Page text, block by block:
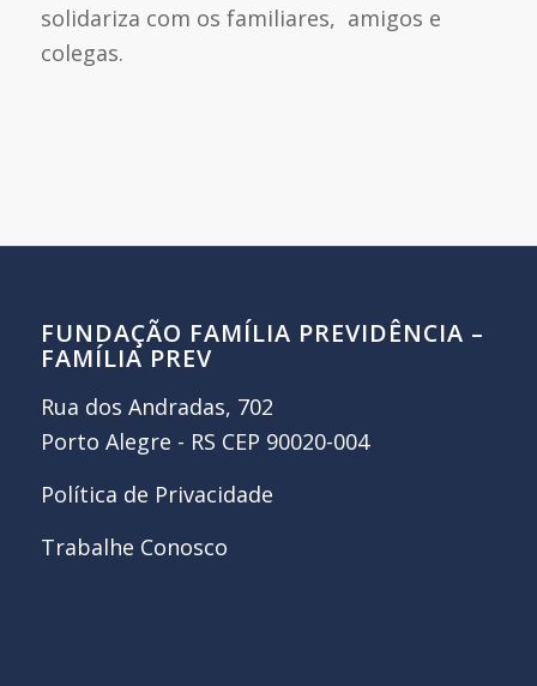
solidariza com os familiares, amigos e
colegas.
FUNDAÇÃO FAMÍLIA PREVIDÊNCIA –
FAMÍLIA PREV
Rua dos Andradas, 702
Porto Alegre - RS CEP 90020-004
Política de Privacidade
Trabalhe Conosco